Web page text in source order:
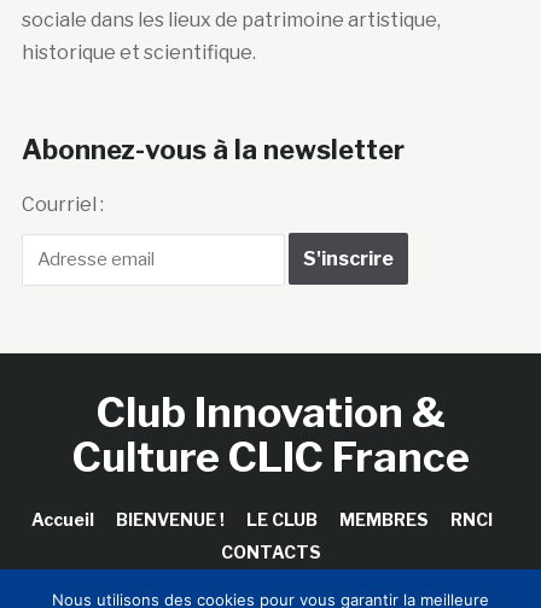
sociale dans les lieux de patrimoine artistique,
historique et scientifique.
Abonnez-vous à la newsletter
Courriel :
Club Innovation &
Culture CLIC France
Accueil BIENVENUE ! LE CLUB MEMBRES
RNCI
CONTACTS
Nous utilisons des cookies pour vous garantir la meilleure